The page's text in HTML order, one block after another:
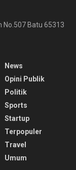
No.507 Batu 65313
News
Opini Publik
Politik
Sports
Startup
Terpopuler
Travel
Umum